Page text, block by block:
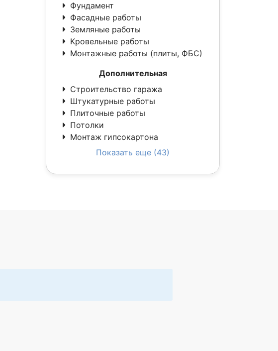
Фундамент
Фасадные работы
Земляные работы
Кровельные работы
Монтажные работы (плиты, ФБС)
Дополнительная
Строительство гаража
Штукатурные работы
Плиточные работы
Потолки
Монтаж гипсокартона
Показать еще (43)